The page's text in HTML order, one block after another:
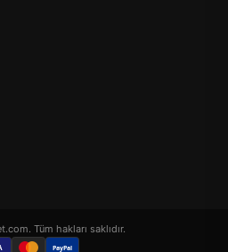
Tüm hakları saklıdır.
PayPal